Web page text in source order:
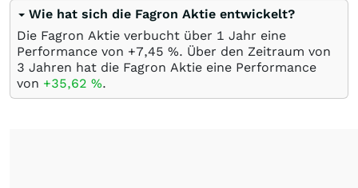
Wie hat sich die Fagron Aktie entwickelt?
Die Fagron Aktie verbucht über 1 Jahr eine
Performance von +7,45 %. Über den Zeitraum von
3 Jahren hat die Fagron Aktie eine Performance
von +35,62 %.